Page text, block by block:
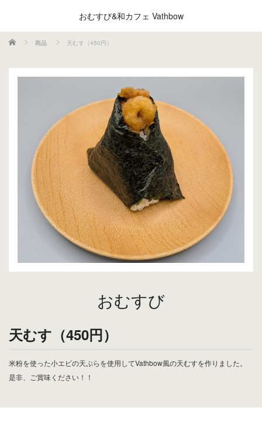
おむすび&和カフェ Vathbow
ホーム 商品 天むす（450円）
おむすび
天むす（450円）
米粉を使った小エビの天ぷらを使用してVathbow風の天むすを作りました。
是非、ご賞味ください！！